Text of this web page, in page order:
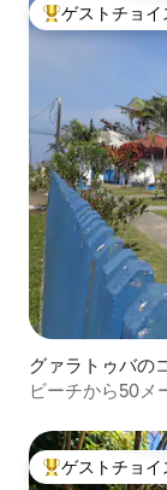
大好評のゲスト
ゲストチョイ
グァラトゥバの
ビーチから50メ
大好評のゲス
ゲストチョイ